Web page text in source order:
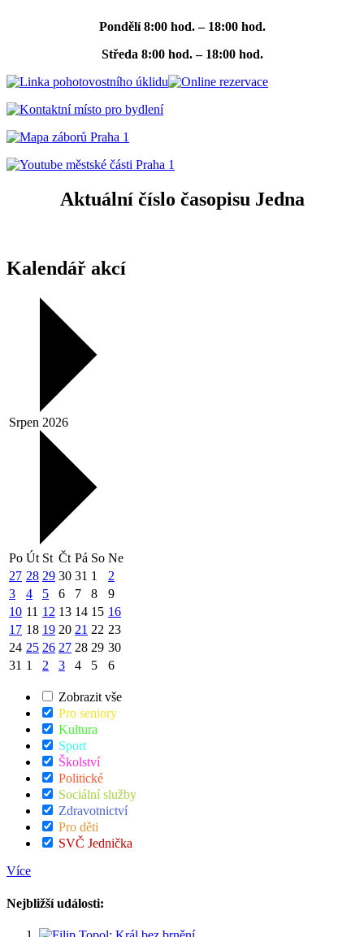
Pondělí 8:00 hod. – 18:00 hod.
Středa 8:00 hod. – 18:00 hod.
Aktuální číslo časopisu Jedna
Kalendář akcí
Srpen 2026
Po Út St Čt Pá So Ne
27 28 29 30 31 1
2
3
4 5 6 7 8
9
10 11 12 13 14 15 16
17 18 19 20 21 22 23
24 25 26 27 28 29 30
31 1 2 3 4 5 6
Zobrazit vše
Pro seniory
Kultura
Sport
Školství
Politické
Sociální služby
Zdravotnictví
Pro děti
SVČ Jednička
Více
Nejbližší události: